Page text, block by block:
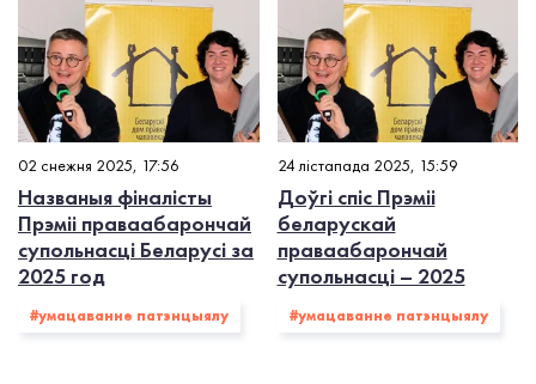
02 снежня 2025, 17:56
Названыя фіналісты
Прэміі праваабарончай
супольнасці Беларусі за
2025 год
#умацаванне патэнцыялу
24 лістапада 2025, 15:59
Доўгі спіс Прэміі
беларускай
праваабарончай
супольнасці – 2025
#умацаванне патэнцыялу